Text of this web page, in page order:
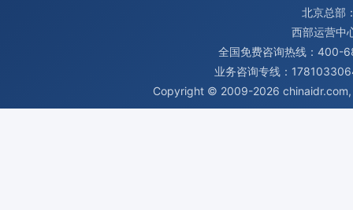
北京总部
西部运营中
全国免费咨询热线：400-
业务咨询专线：
Copyright © 2009-2026 chinaidr.com